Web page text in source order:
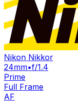
Nikon Nikkor
24mm•f/1.4
Prime
Full Frame
AF